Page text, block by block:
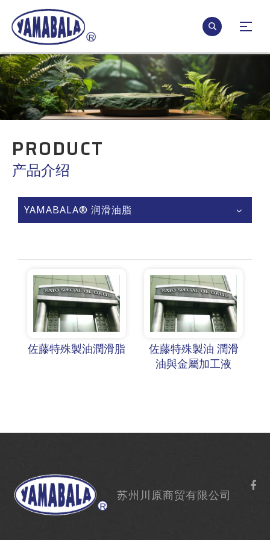
PRODUCT
产品介绍
YAMABALA® 润滑油脂
佐藤特殊製油潤滑脂
佐藤特殊製油 潤滑
油與金屬加工液
苏州川原商贸有限公司